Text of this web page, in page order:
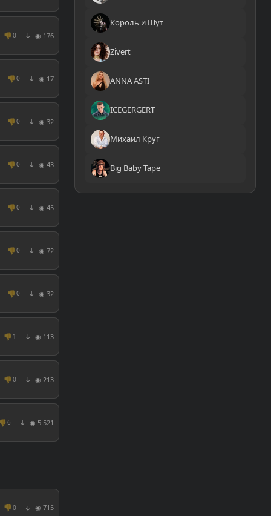
Король и Шут
Zivert
ANNA ASTI
ICEGERGERT
Михаил Круг
Big Baby Tape
👎 0 ↓ ◉ 176
👎 0 ↓ ◉ 17
👎 0 ↓ ◉ 32
👎 0 ↓ ◉ 43
👎 0 ↓ ◉ 45
👎 0 ↓ ◉ 72
👎 0 ↓ ◉ 32
👎 1 ↓ ◉ 113
👎 0 ↓ ◉ 213
6 ↓ ◉ 5 521
👎 0 ↓ ◉ 715